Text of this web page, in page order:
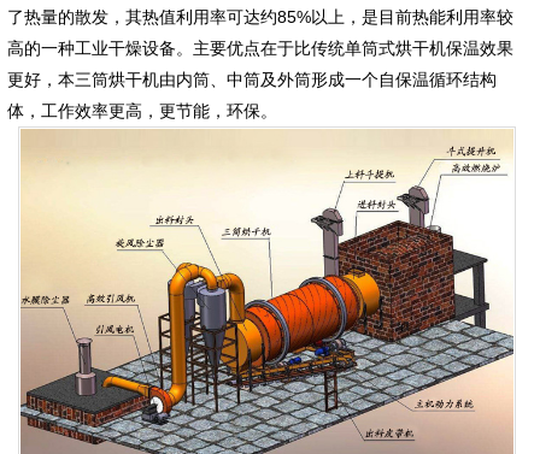
了热量的散发，其热值利用率可达约85%以上，是目前热能利用率较
高的一种工业干燥设备。主要优点在于比传统单筒式烘干机保温效果
更好，本三筒烘干机由内筒、中筒及外筒形成一个自保温循环结构
体，工作效率更高，更节能，环保。